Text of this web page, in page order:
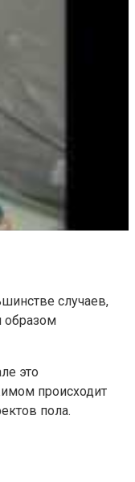
случаев,
образом
это
происходит
пола.